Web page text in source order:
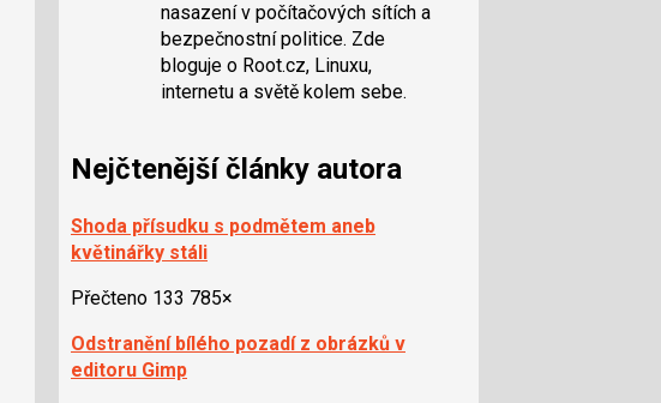
nasazení v počítačových sítích a
bezpečnostní politice. Zde
bloguje o Root.cz, Linuxu,
internetu a světě kolem sebe.
Nejčtenější články autora
Shoda přísudku s podmětem aneb
květinářky stáli
Přečteno 133 785×
Odstranění bílého pozadí z obrázků v
editoru Gimp